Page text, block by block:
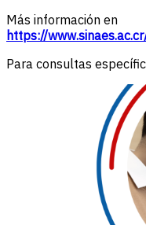
Más información en
https://
Para consultas